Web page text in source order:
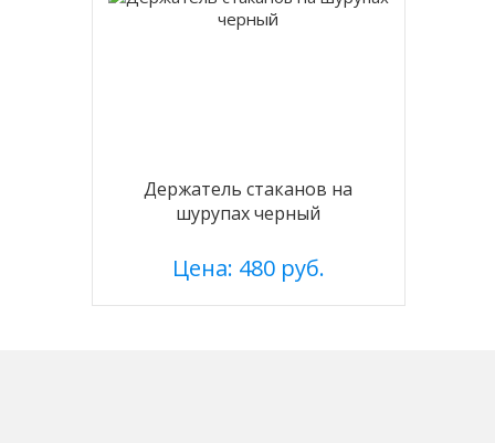
Держатель стаканов на
шурупах черный
Цена: 480 руб.